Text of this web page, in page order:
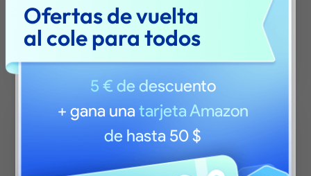
¿Está visitando UPDF.com en su idioma
regional? Visite su sitio regional para ver los
precios, las promociones y los eventos más
relevantes.
Are you visiting updf.com from outside this
Ofertas de vuelta
al cole para todos
5 € de descuento
+ gana una tarjeta Amazon
de hasta 50 $